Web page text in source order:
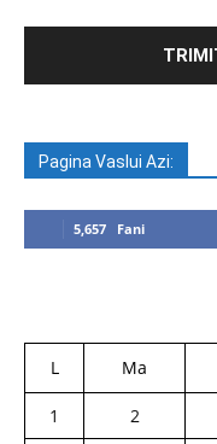
Pagina Vaslui Azi:
5,657 Fani
L Ma
1 2